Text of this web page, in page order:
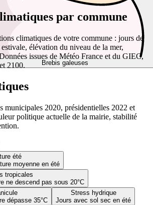
Brebis galeuses
été
moyenne en été
tropicales
ne descend pas sous 20°C
dépasse 35°C
Stress hydrique
Jours avec sol sec en été
par commune
climatiques de votre commune : jours de
élévation du niveau de la mer,
issues de Météo France et du GIEC,
2100.
municipales 2020, présidentielles 2022 et
politique actuelle de la mairie, stabilité